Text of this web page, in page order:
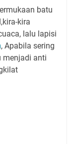
batu
kira
lalu lapisi
, Apabila sering
menjadi anti